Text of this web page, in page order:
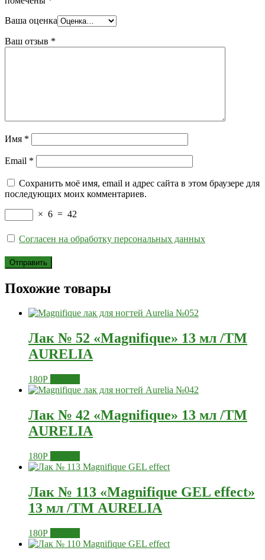
Ваша оценка
Ваш отзыв *
Имя *
Email *
Сохранить моё имя, email и адрес сайта в этом браузере для
последующих моих комментариев.
× 6 = 42
Согласен на обработку персональных данных
Похожие товары
Лак № 52 «Magnifique» 13 мл /ТМ
AURELIA
180Р
Лак № 42 «Magnifique» 13 мл /ТМ
AURELIA
180Р
Лак № 113 «Magnifique GEL effect»
13 мл /ТМ AURELIA
180Р